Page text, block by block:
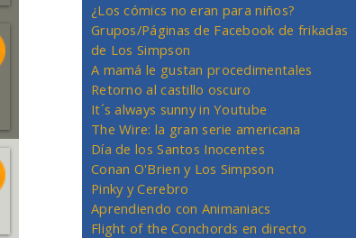
¿Los cómics no eran para niños?
Grupos/Páginas de Facebook de frikadas
de Los Simpson
A mamá le gustan procedimentales
Retorno al castillo oscuro
It´s always sunny in Youtube
The Wire: la gran serie americana
Día de los Santos Inocentes
Conan O'Brien y Los Simpson
Pinky y Cerebro
Aprendiendo con Animaniacs
Flight of the Conchords en directo